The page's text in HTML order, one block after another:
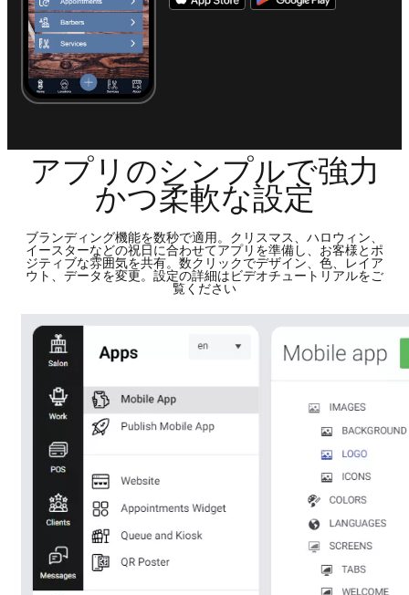
アプリのシンプルで強力
かつ柔軟な設定
ブランディング機能を数秒で適用。クリスマス、ハロウィン、
イースターなどの祝日に合わせてアプリを準備し、お客様とポ
ジティブな雰囲気を共有。数クリックでデザイン、色、レイア
ウト、データを変更。設定の詳細はビデオチュートリアルをご
覧ください